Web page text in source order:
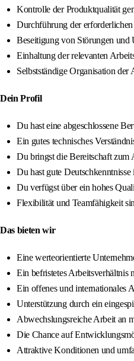
Kontrolle der Produktqualität
Durchführung der
Beseitigung von Störungen und
Einhaltung der relevanten
Selbstständige Organisation
Dein Profil
Du hast eine abgeschlossene
Ein gutes technisches
Du bringst die Bereitschaft zum
Du hast gute
Du verfügst über ein hohes
Flexibilität und Teamfähigkeit
Das bieten wir
Eine werteorientierte
Ein befristetes Arbeitsverhältnis
Ein offenes und internationales
Unterstützung durch ein
Abwechslungsreiche Arbeit an
Die Chance auf
Attraktive Konditionen und